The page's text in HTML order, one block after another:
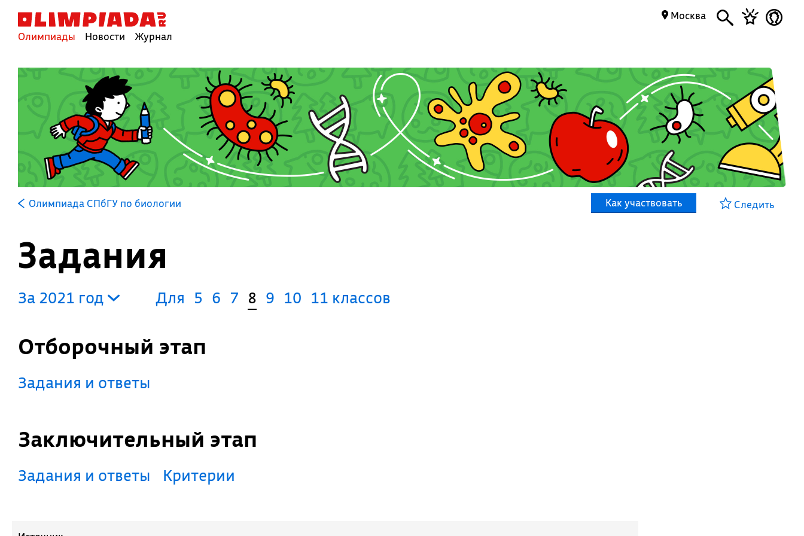
Олимпиады Новости Журнал
Москва
Олимпиада СПбГУ по биологии Как участвовать Следить
Задания
За 2021 год Для 5 6 7 8 9 10 11 классов
Отборочный этап
Задания и ответы
Заключительный этап
Задания и ответы Критерии